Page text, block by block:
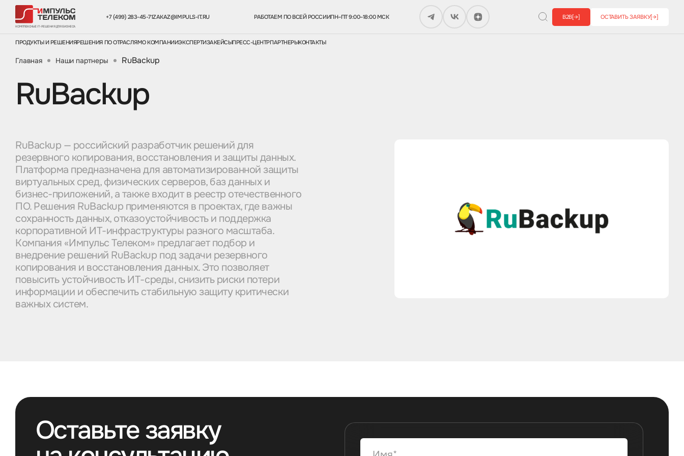
КОМПЛЕКСНЫЕ IT-РЕШЕНИЯ ДЛЯ БИЗНЕСА
+7 (499) 283-45-71ZAKAZ@IMPULS-IT.RU РАБОТАЕМ ПО ВСЕЙ РОССИИПН–ПТ 9:00–18:00 МСК B2B[→] ОСТАВИТЬ ЗАЯВКУ[→]
ПРОДУКТЫ И РЕШЕНИЯРЕШЕНИЯ ПО ОТРАСЛЯМО КОМПАНИИЭКСПЕРТИЗАКЕЙСЫПРЕСС-ЦЕНТРПАРТНЕРЫКОНТАКТЫ
Главная Наши партнеры RuBackup
RuBackup
RuBackup — российский разработчик решений для
резервного копирования, восстановления и защиты данных.
Платформа предназначена для автоматизированной защиты
виртуальных сред, физических серверов, баз данных и
бизнес-приложений, а также входит в реестр отечественного
ПО. Решения RuBackup применяются в проектах, где важны
сохранность данных, отказоустойчивость и поддержка
корпоративной ИТ-инфраструктуры разного масштаба.
Компания «Импульс Телеком» предлагает подбор и
внедрение решений RuBackup под задачи резервного
копирования и восстановления данных. Это позволяет
повысить устойчивость ИТ-среды, снизить риски потери
информации и обеспечить стабильную защиту критически
важных систем.
Оставьте заявку